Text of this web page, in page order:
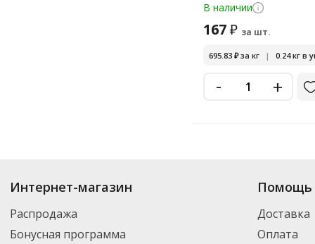
В наличии
167₽ за шт.
695.83 ₽за кг | 0.24 кг в
- +
Купить
. В ассортименте
можете выбрать нужный товар и добавить его в корзину для
партнерской транспортной компанией DPD. Для постоянных
Интернет-магазин
Распродажа
Бонусная программа
Помощь
Доставка
Оплата